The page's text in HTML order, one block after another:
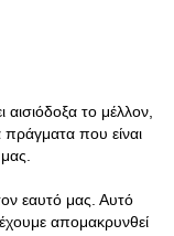
αισιόδοξα το μέλλον,
πράγματα που είναι
εαυτό μας. Αυτό
απομακρυνθεί